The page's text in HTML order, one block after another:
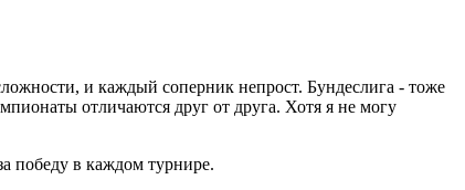
и каждый соперник непрост. Бундеслига - тоже
отличаются друг от друга. Хотя я не могу
победу в каждом турнире.